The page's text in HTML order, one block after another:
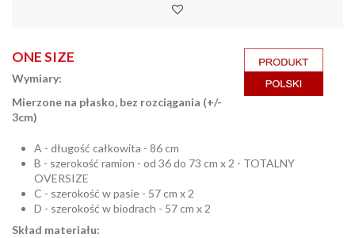
ONE SIZE
Wymiary:
Mierzone na płasko, bez rozciągania (+/-
3cm)
A - długość całkowita - 86 cm
B - szerokość ramion - od 36 do 73 cm x 2 - TOTALNY
OVERSIZE
C - szerokość w pasie - 57 cm x 2
D - szerokość w biodrach - 57 cm x 2
Skład materiału: